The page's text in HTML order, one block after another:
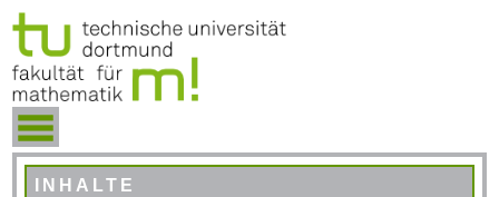
INHALTE